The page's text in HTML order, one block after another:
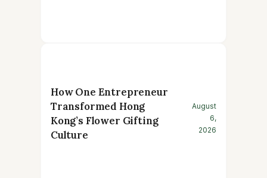
How One Entrepreneur
Transformed Hong
Kong’s Flower Gifting
Culture
August
6,
2026